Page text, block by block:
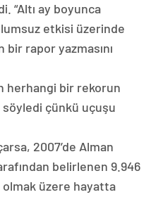
“Altı ay boyunca
etkisi üzerinde
rapor yazmasını
herhangi bir rekorun
söyledi çünkü uçuşu
2007’de Alman
belirlenen 9.946
üzere hayatta